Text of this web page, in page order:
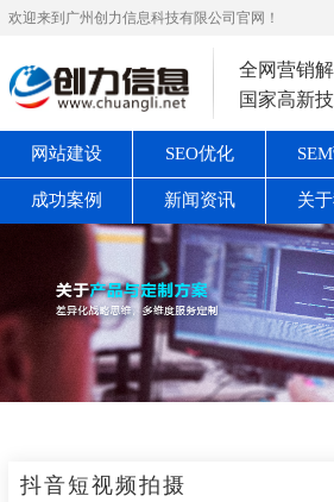
欢迎来到广州创力信息科技有限公司官网！
全网营销
国家高新
网站建设 SEO优化
成功案例 新闻资讯 关
抖音短视频拍摄